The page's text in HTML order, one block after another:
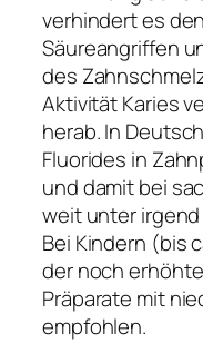
verhindert es
Säureangriffen
des
Aktivität Karies
herab. In
Fluorides in
und damit bei
weit unter
Bei Kindern (bis
der noch
Präparate mit
empfohlen.